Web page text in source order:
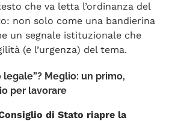
che va letta l’ordinanza del
non solo come una bandierina
un segnale istituzionale che
(e l’urgenza) del tema.
legale”? Meglio: un primo,
per lavorare
di Stato riapre la